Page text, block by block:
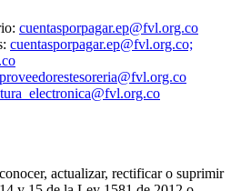
cuentasporpagar.ep@fvl.org.co
cuentasporpagar.ep@fvl.org.co;
proveedorestesoreria@fvl.org.co
actualizar, rectificar o suprimir